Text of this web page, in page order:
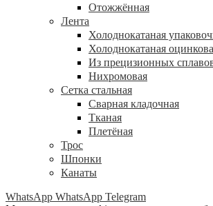
Отожжённая
Лента
Холоднокатаная
Холоднокатаная
Из прецизионных
Нихромовая
Сетка стальная
Сварная кладочная
Тканая
Плетёная
Трос
Шпонки
Канаты
WhatsApp WhatsApp Telegram